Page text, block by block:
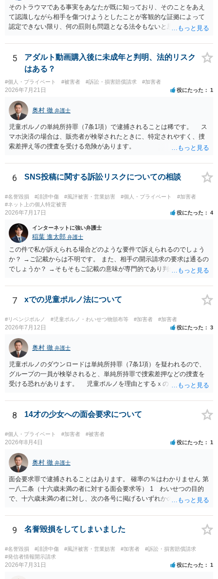
そのトラウマである事実をあなたが既に知っており、そのことをあえ
て認識しながら相手を傷つけようとしたことが客観的な証拠によって
認定できない限り、何の罰則も問題となる法令もないと思われます。
5
アダルト動画購入後に未成年と判明、法的リスク
はある？
#個人・プライベート #被害者 #訴訟・損害賠償請求 #加害者
2026年7月21日 役にたった 1
奥村 徹 弁護士
児童ポルノの単純所持罪（7条1項）で逮捕されることは稀です。 ス
マホ決済の場合は、販売者が検挙されたときに、特定されやすく、捜
索差押え等の捜査を受ける危険があります。
6 SNS投稿に関する訴訟リスクについての相談
#名誉毀損 #誹謗中傷 #風評被害・営業妨害 #個人・プライベート
#加害者
#ネット上の個人特定被害
2026年7月17日 役にたった 4
インターネットに強い弁護士
稲葉 進太郎 弁護士
この件で私が訴えられる場合どのような要件で訴えられるのでしょう
か？ →ご記載からは不明です。 また、相手の開示請求の要求は通るの
でしょうか？ →そもそもご記載の意味が専門的であり判然としないも
らご相談になることをお勧めいたします。
7 xでの児童ポルノ法について
#リベンジポルノ #児童ポルノ・わいせつ物頒布等 #加害者 #加害者
2026年7月12日 役にたった 3
奥村 徹 弁護士
児童ポルノのダウンロードは単純所持罪（7条1項）を疑われるので、
グループの一員が検挙されると、単純所持罪で捜索差押などの捜査を
受ける恐れがあります。 児童ポルノを理由とするｘのアカウント凍
は珍しくない）、これも捜索差押を受けるおそれがあります
8 14才の少女への面会要求について
#個人・プライベート #加害者 #被害者
2026年8月4日 役にたった 1
奥村 徹 弁護士
面会要求罪で逮捕されることはあります。 確率の％はわかりません 第
一八二条（十六歳未満の者に対する面会要求等） 1 わいせつの目的
で、十六歳未満の者に対し、次の各号に掲げるいずれかの行為をした
が生まれた日より五年以上前の日に生まれた者に限る。）は、一年以
下の拘禁刑又は五十万円以下の罰金に処する。 一 威迫し、偽計を用
い又は誘惑して面会を要求すること。 二 拒まれたにもかかわらず、
反復して面会を要求すること。 三 金銭その他の利益を供与し、又は
その申込み若しくは約束をして面会を要求すること。 2前項の罪を犯
し、よってわいせつの目的で当該十六歳未満の者と面会をした者は、
9 名誉毀損をしてしまいました
#名誉毀損 #誹謗中傷 #風評被害・営業妨害 #加害者
#訴訟・損害賠償請求
#発信者情報開示請求
2026年7月31日 役にたった 1